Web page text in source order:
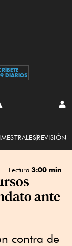
DIARIOS
REVISIÓN
Lectura 3:00 min
ante
contra de